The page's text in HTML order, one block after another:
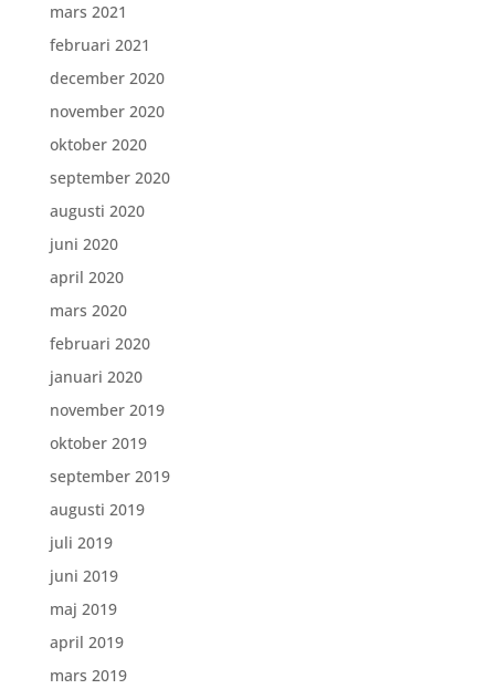
mars 2021
februari 2021
december 2020
november 2020
oktober 2020
september 2020
augusti 2020
juni 2020
april 2020
mars 2020
februari 2020
januari 2020
november 2019
oktober 2019
september 2019
augusti 2019
juli 2019
juni 2019
maj 2019
april 2019
mars 2019